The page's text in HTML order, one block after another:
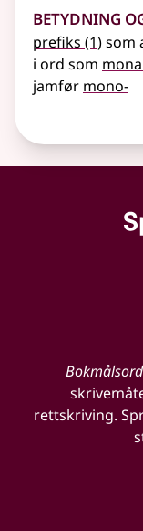
Betydning
prefiks (1)som
i ord som
jamfør mono-
rettskriving.